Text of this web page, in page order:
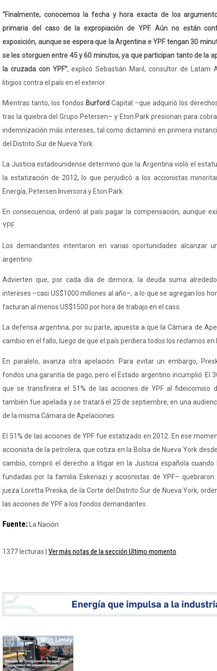
“Finalmente, conocemos la fecha y hora exacta de los
primaria del caso de la expropiación de YPF. Aún no están
exposición, aunque se espera que la Argentina e YPF tengan 30
se les otorguen entre 45 y 60 minutos, ya que participan tanto de la
la cruzada con YPF”, explicó Sebastián Maril, consultor de Latam
litigios contra el país en el exterior.
Mientras tanto, los fondos Burford Capital –que adquirió los
tras la quiebra del Grupo Petersen– y Eton Park presionan para
indemnización más intereses, tal como dictaminó en primera
del Distrito Sur de Nueva York.
La Justicia estadounidense determinó que la Argentina violó el
la estatización de 2012, lo que perjudicó a los accionistas
Energía, Petersen Inversora y Eton Park.
En consecuencia, ordenó al país pagar la compensación, aunque
YPF.
Los demandantes intentaron en varias oportunidades alcanzar
argentino.
Advierten que, por cada día de demora, la deuda suma
intereses –casi US$1000 millones al año–, a lo que se agregan los
facturan al menos US$1500 por hora de trabajo en el caso.
La defensa argentina, por su parte, apuesta a que la Cámara de
cambio en el fallo, luego de que el país perdiera todos los reclamos
En paralelo, avanza otra apelación. Para evitar un embargo,
fondos una garantía de pago, pero el Estado argentino incumplió. El
que se transfiriera el 51% de las acciones de YPF al fideicomiso
también fue apelada y se tratará el 25 de septiembre, en una
de la misma Cámara de Apelaciones.
El 51% de las acciones de YPF fue estatizado en 2012. En ese
accionista de la petrolera, que cotiza en la Bolsa de Nueva York
cambio, compró el derecho a litigar en la Justicia española
fundadas por la familia Eskenazi y accionistas de YPF–
jueza Loretta Preska, de la Corte del Distrito Sur de Nueva York,
las acciones de YPF a los fondos demandantes.
Fuente: La Nación
1377 lecturas | Ver más notas de la sección Ultimo momento